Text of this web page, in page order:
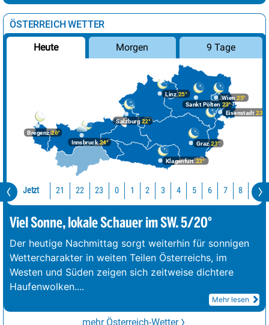
ÖSTERREICH WETTER
Heute Morgen 9 Tage
Bregenz26°
Graz23°
Innsbruck24°
Klagenfurt 23°
Linz25°
Salzburg22°
Wien 25°
Eisenstadt 23°
Sankt Pölten 23°
Jetzt 21 22 23 0 1 2 3 4 5 6 7 8
Viel Sonne, lokale Schauer im SW. 5/20°
Der heutige Nachmittag sorgt weiterhin für sonnigen
Wettercharakter in weiten Teilen Österreichs, im
Westen und Süden zeigen sich zeitweise dichtere
Haufenwolken....
Mehr lesen
mehr Österreich-Wetter